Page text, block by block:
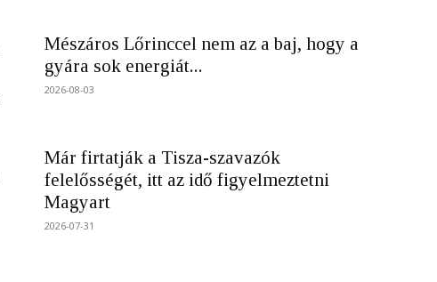
Mészáros Lőrinccel nem az a baj, hogy a
gyára sok energiát...
2026-08-03
Már firtatják a Tisza-szavazók
felelősségét, itt az idő figyelmeztetni
Magyart
2026-07-31